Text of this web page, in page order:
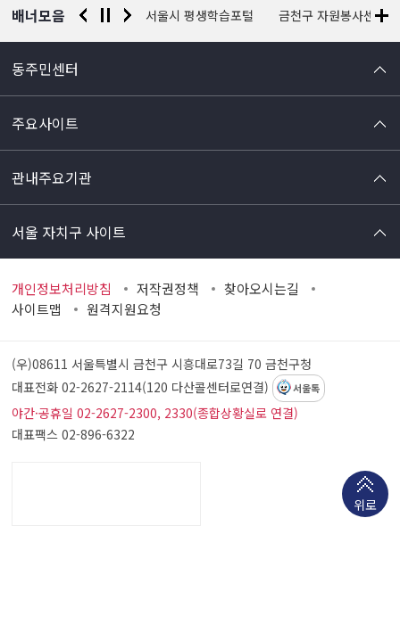
배너모음
찰청 유실물 통합포털 서울시 평생학습포털 금천구 자원봉사센터
동주민센터
주요사이트
관내주요기관
서울 자치구 사이트
개인정보처리방침 저작권정책
찾아오시는길
사이트맵
원격지원요청
위로
(우)08611 서울특별시 금천구 시흥대로73길 70금천구청
대표전화 02-2627-2114(120 다산콜센터로연결)
서울톡
야간·공휴일 02-2627-2300, 2330(종합상황실로 연결)
대표팩스 02-896-6322